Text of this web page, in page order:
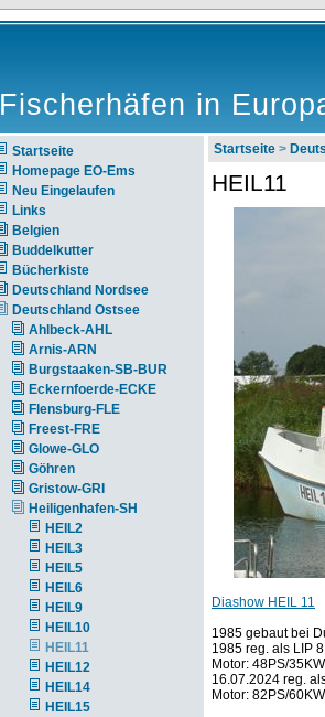
Fischerhäfen in
Startseite
Homepage EO-Ems
Neu Eingelaufen
Links
Belgien
Buddelkutter
Bücherkiste
Deutschland Nordsee
Deutschland Ostsee
Ahlbeck-AHL
Arnis-ARN
Burgstaaken-SB-BUR
Eckernfoerde-ECKE
Flensburg-FLE
Freest-FRE
Glowe-GLO
Göhren
Gristow-GRI
Heiligenhafen-SH
HEIL2
HEIL3
HEIL5
HEIL6
HEIL9
HEIL10
HEIL11
HEIL12
HEIL14
HEIL15
Startseite >
HEIL11
Diashow HEIL 11
1985 gebaut bei
1985 reg. als LIP
Motor: 48PS/
16.07.2024 reg.
Motor: 82PS/